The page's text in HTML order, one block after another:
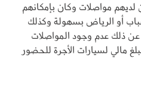
لديهم مواصلات وكان بإمكانهم
أو الرياض بسهولة وكذلك
ذلك عدم وجود المواصلات
مالي لسيارات الأجرة للحضور